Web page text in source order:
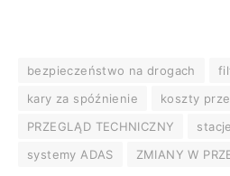
bezpieczeństwo na drogach
kary za spóźnienie
koszty
PRZEGLĄD TECHNICZNY
systemy ADAS
ZMIANY W